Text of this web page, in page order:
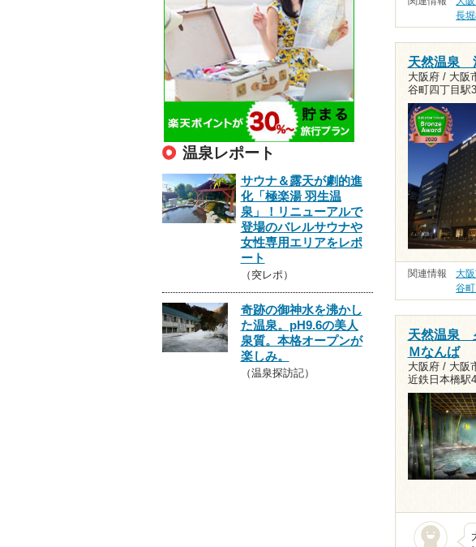
長
天然温泉
大阪府 / 大阪
谷町四丁目駅
関連情報 大
谷
天然温泉
Ｍなんば
大阪府 / 大阪
近鉄日本橋駅
温泉レポート
サウナ＆露天が劇的進
化「極楽湯 羽生温
泉」！リニューアルで
登場のバレルサウナや
女性専用エリアをレポ
ート
（突レポ）
奇跡の御神水を沸かし
た温泉。pH9.6の美人
泉質。本格オープンが
楽しみ。
（温泉探訪記）